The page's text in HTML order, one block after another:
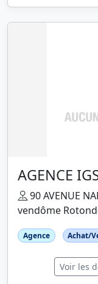
AGENCE
90 AVENUE
vendôme
Agence Achat/
Voir les